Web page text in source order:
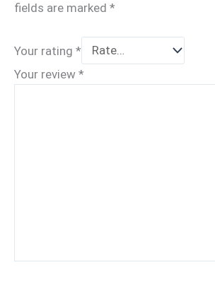
fields are marked *
Your rating *
Your review *